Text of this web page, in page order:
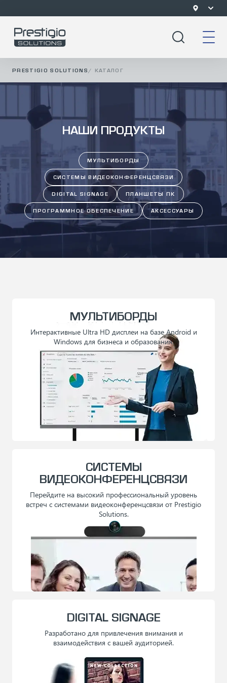
PRESTIGIO SOLUTIONS / КАТАЛОГ
НАШИ ПРОДУКТЫ
МУЛЬТИБОРДЫ
СИСТЕМЫ ВИДЕОКОНФЕРЕНЦСВЯЗИ
DIGITAL SIGNAGE ПЛАНШЕТЫ ПК
ПРОГРАММНОЕ ОБЕСПЕЧЕНИЕ АКСЕССУАРЫ
МУЛЬТИБОРДЫ
Интерактивные Ultra HD дисплеи на базе Android и
Windows для бизнеса и образования.
СИСТЕМЫ
ВИДЕОКОНФЕРЕНЦСВЯЗИ
Перейдите на высокий профессиональный уровень
встреч с системами видеоконференцсвязи от Prestigio
Solutions.
DIGITAL SIGNAGE
Разработано для привлечения внимания и
взаимодействия с вашей аудиторией.